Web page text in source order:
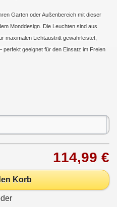
Garten oder Außenbereich mit dieser
Monddesign. Die Leuchten sind aus
maximalen Lichtaustritt gewährleistet,
geeignet für den Einsatz im Freien
114,99 €
Korb